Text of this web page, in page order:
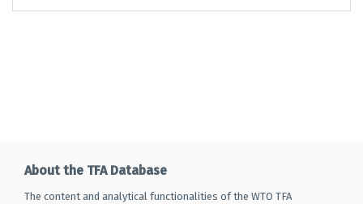
About the TFA Database
The content and analytical functionalities of the WTO TFA